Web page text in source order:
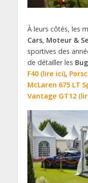
À leurs côtés, les
Cars, Moteur &
sportives des
de détailler les
F40 (lire ici),
McLaren 675 LT
Vantage GT12